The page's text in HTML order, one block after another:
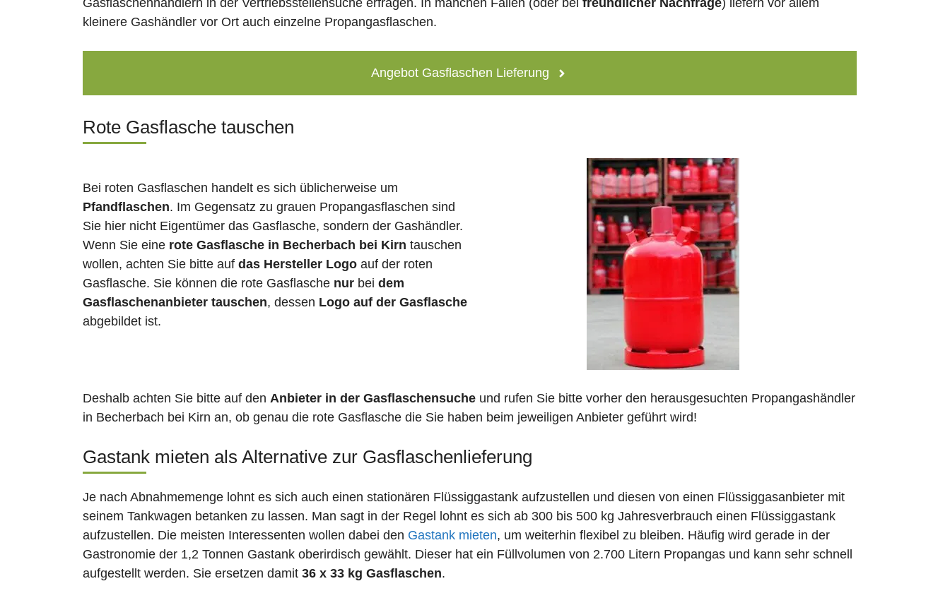
Gasflaschenhändlern in der Vertriebsstellensuche erfragen. In manchen Fällen (oder bei freundlicher Nachfrage) liefern vor allem
kleinere Gashändler vor Ort auch einzelne Propangasflaschen.
Angebot Gasflaschen Lieferung
Rote Gasflasche tauschen
Bei roten Gasflaschen handelt es sich üblicherweise um
Pfandflaschen. Im Gegensatz zu grauen Propangasflaschen sind
Sie hier nicht Eigentümer das Gasflasche, sondern der Gashändler.
Wenn Sie eine rote Gasflasche in Becherbach bei Kirn tauschen
wollen, achten Sie bitte auf das Hersteller Logo auf der roten
Gasflasche. Sie können die rote Gasflasche nur bei dem
Gasflaschenanbieter tauschen, dessen Logo auf der Gasflasche
abgebildet ist.
Deshalb achten Sie bitte auf den Anbieter in der Gasflaschensuche und rufen Sie bitte vorher den herausgesuchten Propangashändler
in Becherbach bei Kirn an, ob genau die rote Gasflasche die Sie haben beim jeweiligen Anbieter geführt wird!
Gastank mieten als Alternative zur Gasflaschenlieferung
Je nach Abnahmemenge lohnt es sich auch einen stationären Flüssiggastank aufzustellen und diesen von einen Flüssiggasanbieter mit
seinem Tankwagen betanken zu lassen. Man sagt in der Regel lohnt es sich ab 300 bis 500 kg Jahresverbrauch einen Flüssiggastank
aufzustellen. Die meisten Interessenten wollen dabei den Gastank mieten, um weiterhin flexibel zu bleiben. Häufig wird gerade in der
Gastronomie der 1,2 Tonnen Gastank oberirdisch gewählt. Dieser hat ein Füllvolumen von 2.700 Litern Propangas und kann sehr schnell
aufgestellt werden. Sie ersetzen damit 36 x 33 kg Gasflaschen.